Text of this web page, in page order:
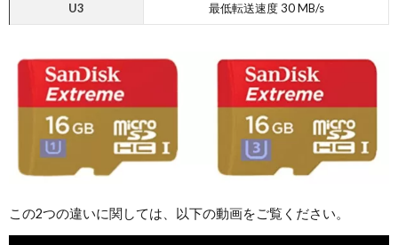
U3 最低転送速度 30 MB/s
この2つの違いに関しては、以下の動画をご覧ください。